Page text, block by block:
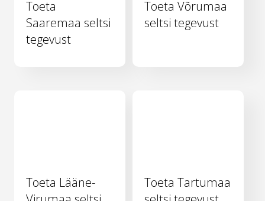
Toeta
Saaremaa seltsi
tegevust
Toeta Võrumaa
seltsi tegevust
Toeta Lääne-
Toeta Tartumaa